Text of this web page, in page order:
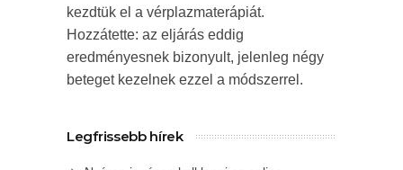
kezdtük el a vérplazmaterápiát.
Hozzátette: az eljárás eddig
eredményesnek bizonyult, jelenleg négy
beteget kezelnek ezzel a módszerrel.
Legfrissebb hírek